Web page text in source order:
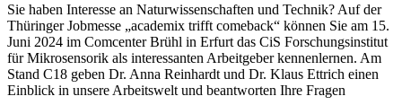
Sie haben Interesse an Naturwissenschaften und Technik? Auf der
Thüringer Jobmesse „academix trifft comeback“ können Sie am 15.
Juni 2024 im Comcenter Brühl in Erfurt das CiS Forschungsinstitut
für Mikrosensorik als interessanten Arbeitgeber kennenlernen. Am
Stand C18 geben Dr. Anna Reinhardt und Dr. Klaus Ettrich einen
Einblick in unsere Arbeitswelt und beantworten Ihre Fragen